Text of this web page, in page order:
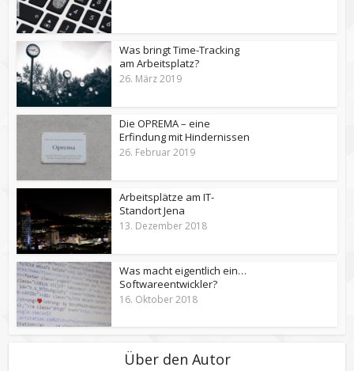
Was bringt Time-Tracking
am Arbeitsplatz?
26. März 2019
Die OPREMA – eine
Erfindung mit Hindernissen
26. Februar 2019
Arbeitsplätze am IT-
Standort Jena
13. Dezember 2018
Was macht eigentlich ein…
Softwareentwickler?
16. Oktober 2018
Über den Autor